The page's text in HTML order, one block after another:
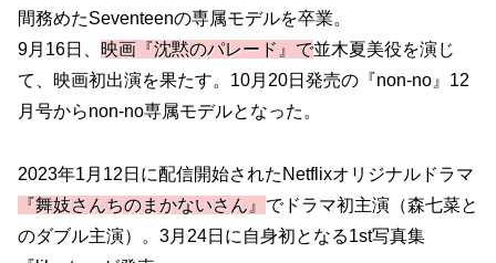
間務めたSeventeenの専属モデルを卒業。
9月16日、 映画『沈黙のパレード』で並木夏美役を演じ
て、映画初出演を果たす。10月20日発売の『non-no』12
月号からnon-no専属モデルとなった。
2023年1月12日に配信開始されたNetflixオリジナルドラマ
『舞妓さんちのまかないさん』 でドラマ初主演（森七菜と
のダブル主演）。3月24日に自身初となる1st写真集